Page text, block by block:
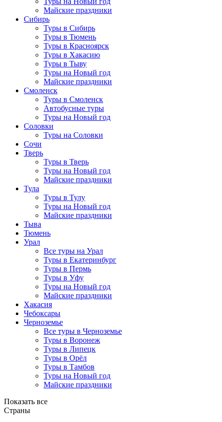
Майские праздники
Сибирь
Туры в Сибирь
Туры в Тюмень
Туры в Красноярск
Туры в Хакасию
Туры в Тыву
Туры на Новый год
Майские праздники
Смоленск
Туры в Смоленск
Автобусные туры
Туры на Новый год
Соловки
Туры на Соловки
Сочи
Тверь
Туры в Тверь
Туры на Новый год
Майские праздники
Тула
Туры в Тулу
Туры на Новый год
Майские праздники
Тыва
Тюмень
Урал
Все туры на Урал
Туры в Екатеринбург
Туры в Пермь
Туры в Уфу
Туры на Новый год
Майские праздники
Хакасия
Чебоксары
Черноземье
Все туры в Черноземье
Туры в Воронеж
Туры в Липецк
Туры в Орёл
Туры в Тамбов
Туры на Новый год
Майские праздники
Показать все
Страны